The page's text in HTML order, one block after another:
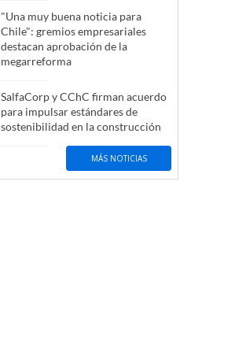
"Una muy buena noticia para
Chile": gremios empresariales
destacan aprobación de la
megarreforma
SalfaCorp y CChC firman acuerdo
para impulsar estándares de
sostenibilidad en la construcción
MÁS NOTICIAS